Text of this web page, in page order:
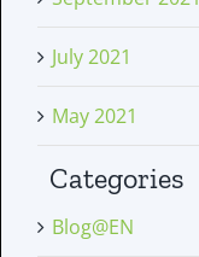
July 2021
May 2021
Categories
Blog@EN